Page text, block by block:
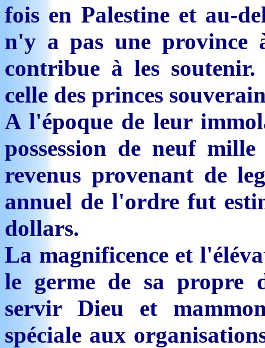
fois en Palestine et au-
n'y a pas une province
contribue à les
celle des princes
A l'époque de leur
possession de neuf
revenus provenant de
annuel de l'ordre fut
dollars.
La magnificence et
le germe de sa propre
servir Dieu et
spéciale aux